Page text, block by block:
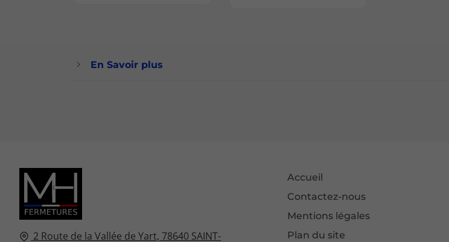
En Savoir plus
2 Route de la Vallée de Yart, 78640 SAINT-
Accueil
Contactez-nous
Mentions légales
Plan du site